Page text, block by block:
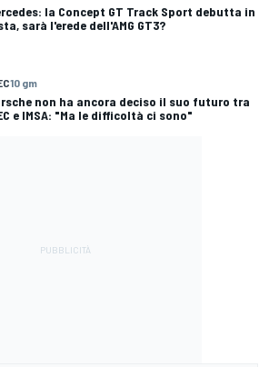
la Concept GT Track Sport debutta in
sarà l'erede dell'AMG GT3?
10 gm
non ha ancora deciso il suo futuro tra
e IMSA: "Ma le difficoltà ci sono"